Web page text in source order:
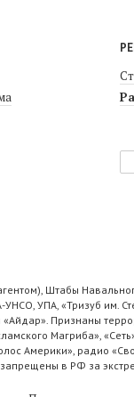
Штабы
УПА, «Тризуб им.
«Айдар». Признаны
Магриба»,
Америки», радио
в РФ за